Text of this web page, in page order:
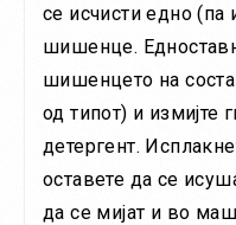
се исчисти едно
шишенце.
шишенцето на
од типот) и измијте
детергент.
оставете да се
да се мијат и во